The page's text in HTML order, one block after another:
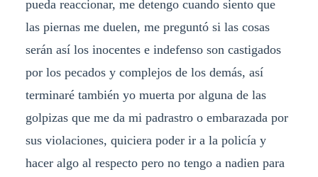
pueda reaccionar, me detengo cuando siento que
las piernas me duelen, me preguntó si las cosas
serán así los inocentes e indefenso son castigados
por los pecados y complejos de los demás, así
terminaré también yo muerta por alguna de las
golpizas que me da mi padrastro o embarazada por
sus violaciones, quiciera poder ir a la policía y
hacer algo al respecto pero no tengo a nadien para